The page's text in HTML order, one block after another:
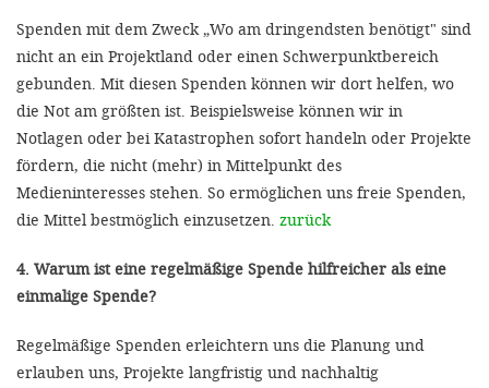
Spenden mit dem Zweck „Wo am dringendsten benötigt" sind
nicht an ein Projektland oder einen Schwerpunktbereich
gebunden. Mit diesen Spenden können wir dort helfen, wo
die Not am größten ist. Beispielsweise können wir in
Notlagen oder bei Katastrophen sofort handeln oder Projekte
fördern, die nicht (mehr) in Mittelpunkt des
Medieninteresses stehen. So ermöglichen uns freie Spenden,
die Mittel bestmöglich einzusetzen. zurück
4. Warum ist eine regelmäßige Spende hilfreicher als eine
einmalige Spende?
Regelmäßige Spenden erleichtern uns die Planung und
erlauben uns, Projekte langfristig und nachhaltig